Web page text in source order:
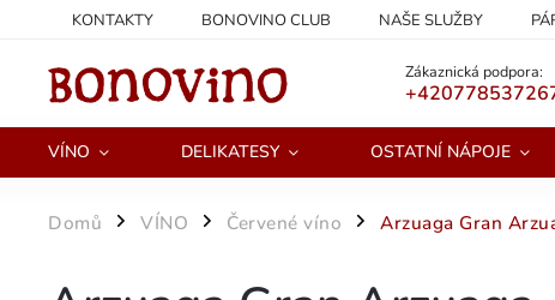
KONTAKTY BONOVINO CLUB NAŠE SLUŽBY
Zákaznická podpora:
VÍNO DELIKATESY OSTATNÍ NÁPOJE
Domů / VÍNO / Červené víno / Arzuaga Gran